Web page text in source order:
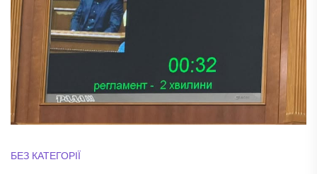
БЕЗ КАТЕГОРІЇ